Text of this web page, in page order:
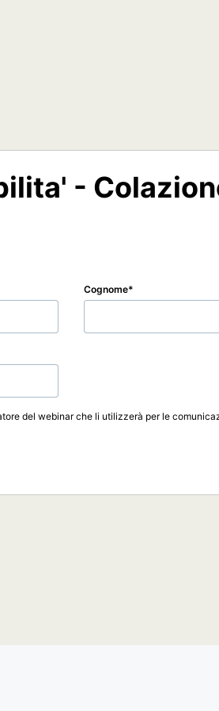
-
Cognome
del webinar che li utilizzerà per le